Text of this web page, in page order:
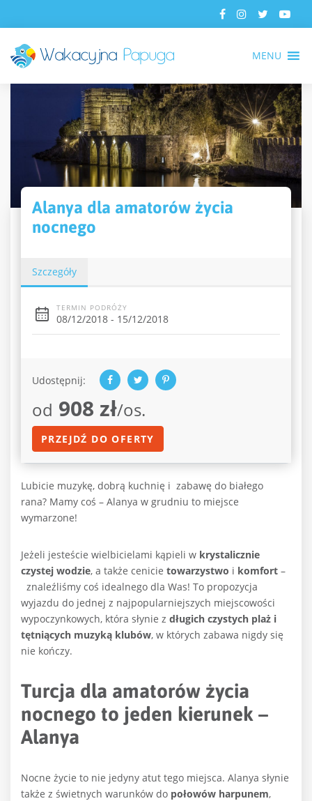
MENU
Alanya dla amatorów życia
nocnego
Szczegóły
TERMIN PODRÓŻY
08/12/2018 - 15/12/2018
Udostępnij:
od 908 zł/os.
PRZEJDŹ DO OFERTY
Lubicie muzykę, dobrą kuchnię i zabawę do białego
rana? Mamy coś – Alanya w grudniu to miejsce
wymarzone!
Jeżeli jesteście wielbicielami kąpieli w krystalicznie
czystej wodzie, a także cenicie towarzystwo i komfort –
znaleźliśmy coś idealnego dla Was! To propozycja
wyjazdu do jednej z najpopularniejszych miejscowości
wypoczynkowych, która słynie z długich czystych plaż i
tętniących muzyką klubów, w których zabawa nigdy się
nie kończy.
Turcja dla amatorów życia
nocnego to jeden kierunek –
Alanya
Nocne życie to nie jedyny atut tego miejsca. Alanya słynie
także z świetnych warunków do połowów harpunem,